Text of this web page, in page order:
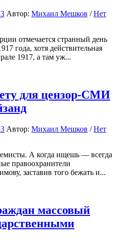
Автор: Михаил Мешков /Нет
отмечается странный день
года, хотя действительная
1917, а там уж...
для цензор-СМИ
Автор: Михаил Мешков /Нет
А когда ищешь — всегда
правоохранители
заставив того бежать и...
массовый